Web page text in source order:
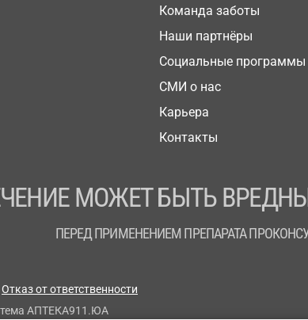
Команда заботы
Наши партнёры
Социальные программы
СМИ о нас
Карьера
Контакты
МОЖЕТ БЫТЬ
ПЕРЕД ПРИМЕНЕНИЕМ ПРЕПАРАТА
Отказ от ответственности
АПТЕКА911.ЮА